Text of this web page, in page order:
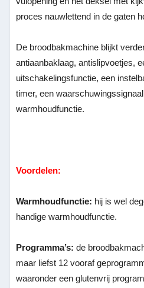
proces nauwlettend in de gaten
De broodbakmachine blijkt
antiaanbaklaag, antislipvoetjes,
uitschakelingsfunctie, een
timer, een
warmhoudfunctie.
Voordelen:
Warmhoudfunctie: hij is wel
handige warmhoudfunctie.
Programma’s:de
maar liefst 12 vooraf
waaronder een glutenvrij